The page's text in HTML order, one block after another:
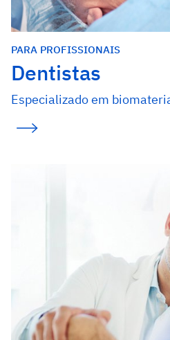
PARA PROFISSIONAIS
Dentistas
Especializado em